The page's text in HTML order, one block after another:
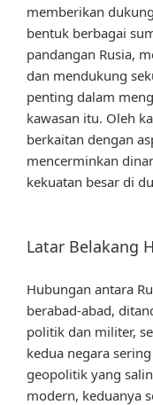
memberikan
bentuk berbagai
pandangan Rusia,
dan mendukung
penting dalam
kawasan itu. Oleh
berkaitan dengan
mencerminkan
kekuatan besar di
Latar Belakang
Hubungan antara
berabad-abad,
politik dan militer,
kedua negara
geopolitik yang
modern, keduanya